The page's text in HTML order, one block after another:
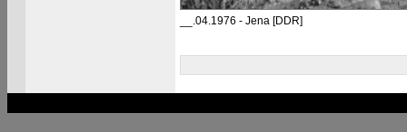
__.04.1976 - Jena [DDR]